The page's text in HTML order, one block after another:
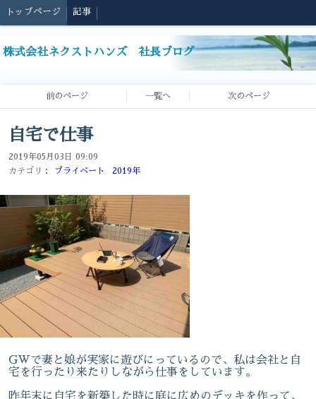
トップページ 記事
株式会社ネクストハンズ 社長ブログ
前のページ 一覧へ 次のページ
自宅で仕事
2019年05月03日 09:09
カテゴリ：
プライベート 2019年
GWで妻と娘が実家に遊びにっているので、私は会社と自
宅を行ったり来たりしながら仕事をしています。
昨年末に自宅を新築した時に庭に広めのデッキを作って、